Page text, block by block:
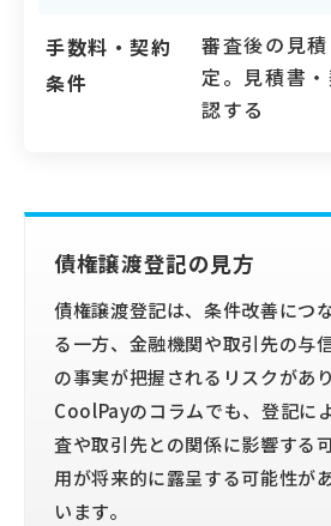
手数料・契約
条件
審査後の見
定。見積書
認する
債権譲渡登記の見方
債権譲渡登記は、条件改善につ
る一方、金融機関や取引先の与
の事実が把握されるリスクがあり
CoolPayのコラムでも、登記に
査や取引先との関係に影響する
用が将来的に露呈する可能性が
います。